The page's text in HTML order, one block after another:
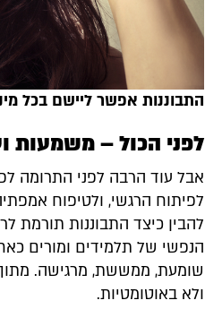
התבוננות אפשר ליישם בכל
לפני הכול – משמעות
אבל עוד הרבה לפני התרומה
לפיתוח הרגשי, ולטיפוח
להבין כיצד התבוננות תורמת
הנפשי של תלמידים ומורים
שומעת, ממששת, מרגישה.
ולא באוטומטיות.